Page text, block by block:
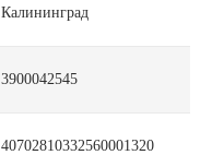
Калининград
3900042545
40702810332560001320